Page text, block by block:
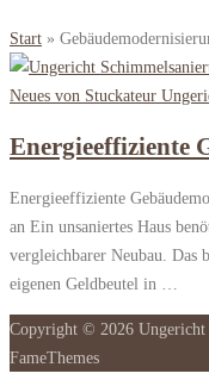
Start »
Neues von Stuckateur
Energieeffiziente
Energieeffiziente
an Ein unsaniertes Haus
vergleichbarer Neubau. Das
eigenen Geldbeutel in …
Copyright © 2026 Ungericht
FameThemes